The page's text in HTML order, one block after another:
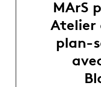
MArS
Atelier
plan-